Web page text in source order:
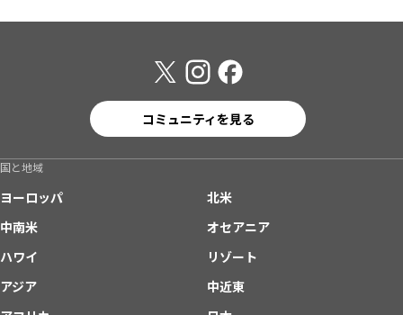
コミュニティを見る
国と地域
ヨーロッパ
北米
中南米
オセアニア
ハワイ
リゾート
アジア
中近東